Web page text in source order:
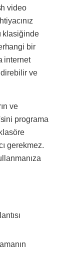
video
klasiğinde
bir
internet
ve
ve
programa
gerekmez.